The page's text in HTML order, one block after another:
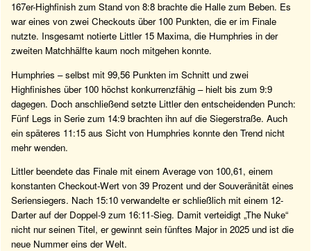
167er-Highfinish zum Stand von 8:8 brachte die Halle zum Beben. Es
war eines von zwei Checkouts über 100 Punkten, die er im Finale
nutzte. Insgesamt notierte Littler 15 Maxima, die Humphries in der
zweiten Matchhälfte kaum noch mitgehen konnte.
Humphries – selbst mit 99,56 Punkten im Schnitt und zwei
Highfinishes über 100 höchst konkurrenzfähig – hielt bis zum 9:9
dagegen. Doch anschließend setzte Littler den entscheidenden Punch:
Fünf Legs in Serie zum 14:9 brachten ihn auf die Siegerstraße. Auch
ein späteres 11:15 aus Sicht von Humphries konnte den Trend nicht
mehr wenden.
Littler beendete das Finale mit einem Average von 100,61, einem
konstanten Checkout-Wert von 39 Prozent und der Souveränität eines
Seriensiegers. Nach 15:10 verwandelte er schließlich mit einem 12-
Darter auf der Doppel-9 zum 16:11-Sieg. Damit verteidigt „The Nuke“
nicht nur seinen Titel, er gewinnt sein fünftes Major in 2025 und ist die
neue Nummer eins der Welt.